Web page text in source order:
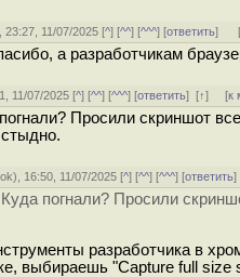
23:27, 11/07/2025 [^] [^^] [^^^] [ответить]
а разработчикам
11/07/2025 [^] [^^] [^^^] [ответить][↑] [к
Просили скриншот
ok), 16:50, 11/07/2025 [^] [^^] [^^^] [ответить
Куда погнали? Просили
разработчика в
выбираешь "Capture full